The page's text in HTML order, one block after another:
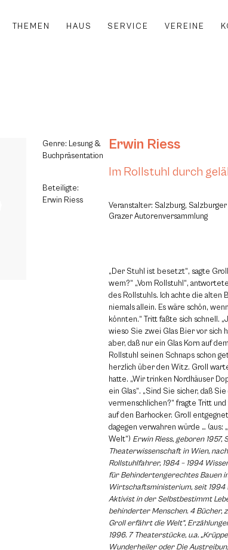
THEMEN HAUS SERVICE VEREINE
Genre: Lesung &
Buchpräsentation
Beteiligte:
Erwin Riess
Erwin Riess
Im Rollstuhl durch
Veranstalter: Salzburg,
Grazer Autorenversammlung
„Der Stuhl ist besetzt“, sagte
wem?“ „Vom Rollstuhl“,
des Rollstuhls. Ich achte die alten
niemals allein. Es wäre schön,
könnten.“ Tritt faßte sich schnell.
wieso Sie zwei Glas Bier vor sich
aber, daß nur ein Glas Korn auf
Rollstuhl seinen Schnaps schon
herzlich über den Witz. Groll
hatte. „Wir trinken Nordhäuser
ein Glas“. „Sind Sie sicher, daß
vermenschlichen?“ fragte Tritt
auf den Barhocker. Groll
dagegen verwahren würde … (aus:
Welt“) Erwin Riess, geboren 1957,
Theaterwissenschaft in Wien,
Rollstuhlfahrer, 1984 – 1994
für Behindertengerechtes Bauen
Wirtschaftsministerium, seit
Aktivist in der Selbstbestimmt
behinderter Menschen. 4 Bücher,
Groll erfährt die Welt“,
1996. 7 Theaterstücke, u.a.
Wunderheiler oder Die